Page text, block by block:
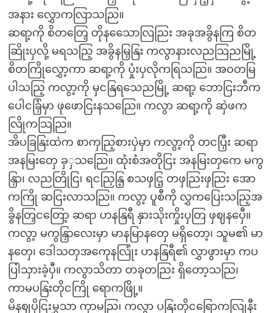
အနား လွှောကလြာသညြ။
ဆရာ့ကို စိတတြှေ တိုနသေောလြညြး အခုအခွိနကြ စိတ
ဆြိုးပှလို့ မရသညြ့ အခွိနမြှနြး ကလွာနားလညသြညမြို့
စိတကြိုလွှော့ကာ ဆရာ့ကို ပှုံးပှလိုကရြသညြ။ အဝတမြ
ပါသညြ့ ကလွာ့ကို မှငနြရသေညမြို့ ဆရာ့ ဘောငြးဘီက
ပေါငခြှံမှာ ဖုဖောငြးနသညြေ။ ကလွာ ဆရာ့ကို ဆှဲဖက
လြိုကသြညြ။
အိပခြနြးထဲက စာကှညြ့စားပှဲမှာ ကလွာ့ကို တငပြှီး ဆရာ
အနမြးတှေ ခှှသညြေ။ ထုံးစံအတိုငြး အနမြးတှကေ မကွ
နြှာ၊ လညတြိုငြ၊ ရငညြှနြ့ စသဖှငြ့ တဖှညြးဖှညြး အော
ကကြို ဆငြးလာသညြ။ ကလွာ့ ပူစီကို လွှကပြေးသညြ့အ
ခွိနတြှငတြော့ ဆရာ ဟနနြရီ နှားသိုးကှိုးပှတြ ဖှဈနပှေီ။
ကလွာ့ မကွနြှာလေးမှာ မာနမြာနတှေ မရှိတော့၊ သူမ၏ မာ
နတှေ၊ ဒေါသတှအကေုနလြုံး ဟနနြရီ၏ လွှာဖွားမှာ ကပ
ပြါသှားခဲ့ပှီ။ ကလွာသိတာ တခုတညြး ရှိတော့သညြ၊
ကာမပနြးတိုငကြို ရောကဖြို့။
မိနဈပိုငြးမွှသာ ကှာမညြ၊ ကလွာ ပနြးတိုငရြောကလြုနီး